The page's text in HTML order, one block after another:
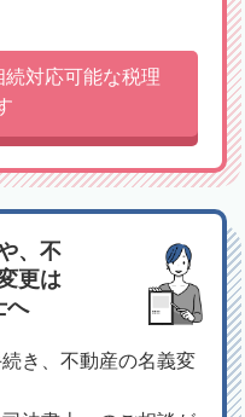
対応可能な税理
、不
更は
へ
き、不動産の名義変